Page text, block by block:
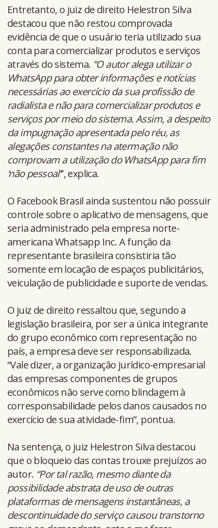
Entretanto, o juiz de direito Helestron Silva
destacou que não restou comprovada
evidência de que o usuário teria utilizado sua
conta para comercializar produtos e serviços
através do sistema. “O autor alega utilizar o
WhatsApp para obter informações e notícias
necessárias ao exercício da sua profissão de
radialista e não para comercializar produtos e
serviços por meio do sistema. Assim, a despeito
da impugnação apresentada pelo réu, as
alegações constantes na atermação não
comprovam a utilização do WhatsApp para fim
‘não pessoal’”, explica.
O Facebook Brasil ainda sustentou não possuir
controle sobre o aplicativo de mensagens, que
seria administrado pela empresa norte-
americana Whatsapp Inc. A função da
representante brasileira consistiria tão
somente em locação de espaços publicitários,
veiculação de publicidade e suporte de vendas.
O juiz de direito ressaltou que, segundo a
legislação brasileira, por ser a única integrante
do grupo econômico com representação no
país, a empresa deve ser responsabilizada.
“Vale dizer, a organização jurídico-empresarial
das empresas componentes de grupos
econômicos não serve como blindagem à
corresponsabilidade pelos danos causados no
exercício de sua atividade-fim”, pontua.
Na sentença, o juiz Helestron Silva destacou
que o bloqueio das contas trouxe prejuízos ao
autor. “Por tal razão, mesmo diante da
possibilidade abstrata de uso de outras
plataformas de mensagens instantâneas, a
descontinuidade do serviço causou transtorno